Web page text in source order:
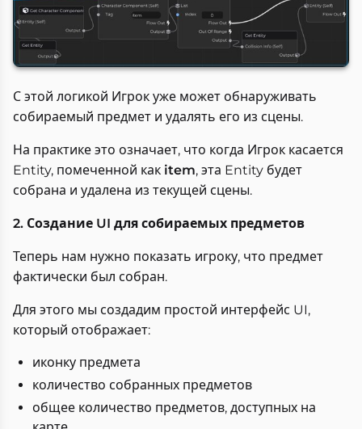
С этой логикой Игрок уже может обнаруживать
собираемый предмет и удалять его из сцены.
На практике это означает, что когда Игрок касается
Entity, помеченной как item, эта Entity будет
собрана и удалена из текущей сцены.
2. Создание UI для собираемых предметов
Теперь нам нужно показать игроку, что предмет
фактически был собран.
Для этого мы создадим простой интерфейс UI,
который отображает:
иконку предмета
количество собранных предметов
общее количество предметов, доступных на